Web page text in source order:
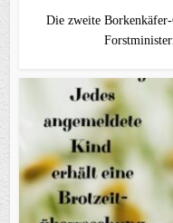
Die zweite